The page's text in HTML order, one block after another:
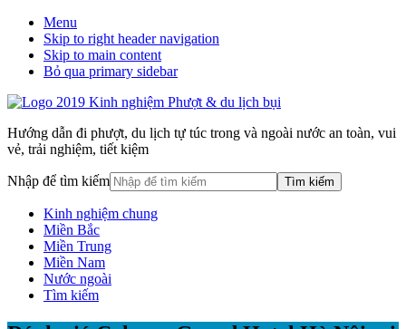
Menu
Skip to right header navigation
Skip to main content
Bỏ qua primary sidebar
Hướng dẫn đi phượt, du lịch tự túc trong và ngoài nước an toàn, vui
vẻ, trải nghiệm, tiết kiệm
Nhập để tìm kiếm
Kinh nghiệm chung
Miền Bắc
Miền Trung
Miền Nam
Nước ngoài
Tìm kiếm